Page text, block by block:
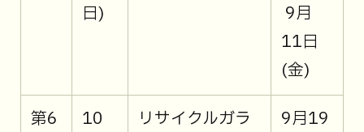
日)
9月
11日
(金)
第6
10
リサイクルガラ
9月19